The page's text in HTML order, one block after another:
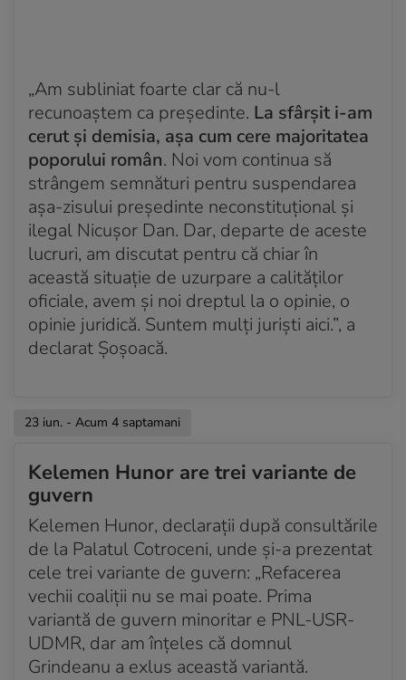
„Am subliniat foarte clar că nu-l
recunoaștem ca președinte. La sfârșit i-am
cerut și demisia, așa cum cere majoritatea
poporului român. Noi vom continua să
strângem semnături pentru suspendarea
așa-zisului președinte neconstituțional și
ilegal Nicușor Dan. Dar, departe de aceste
lucruri, am discutat pentru că chiar în
această situație de uzurpare a calităților
oficiale, avem și noi dreptul la o opinie, o
opinie juridică. Suntem mulți juriști aici.”, a
declarat Șoșoacă.
23 iun. - Acum 4 saptamani
Kelemen Hunor are trei variante de
guvern
Kelemen Hunor, declarații după consultările
de la Palatul Cotroceni, unde și-a prezentat
cele trei variante de guvern: „Refacerea
vechii coaliții nu se mai poate. Prima
variantă de guvern minoritar e PNL-USR-
UDMR, dar am înțeles că domnul
Grindeanu a exlus această variantă.